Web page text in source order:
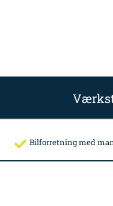
Bilforretning med